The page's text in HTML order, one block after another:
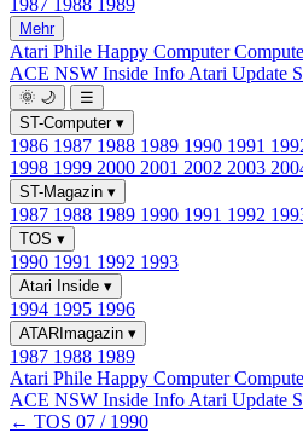
1987 1988 1989
Mehr
Atari Phile Happy Computer
ACE NSW Inside Info Atari Update
🌞 🌙
☰
ST-Computer ▾
1986 1987 1988 1989 1990 1991
1998 1999 2000 2001 2002 2003
ST-Magazin ▾
1987 1988 1989 1990 1991 1992
TOS ▾
1990 1991 1992 1993
Atari Inside ▾
1994 1995 1996
ATARImagazin ▾
1987 1988 1989
Atari Phile Happy Computer
ACE NSW Inside Info Atari Update
← TOS 07 / 1990